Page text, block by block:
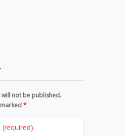
not be published.
*
(required):